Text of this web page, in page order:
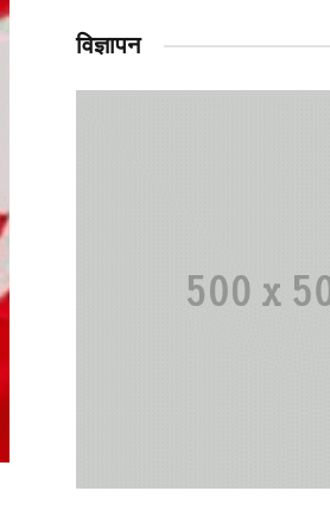
विज्ञापन